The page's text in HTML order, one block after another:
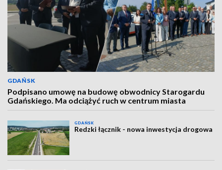
GDAŃSK
Podpisano umowę na budowę obwodnicy Starogardu
Gdańskiego. Ma odciążyć ruch w centrum miasta
GDAŃSK
Redzki łącznik - nowa inwestycja drogowa